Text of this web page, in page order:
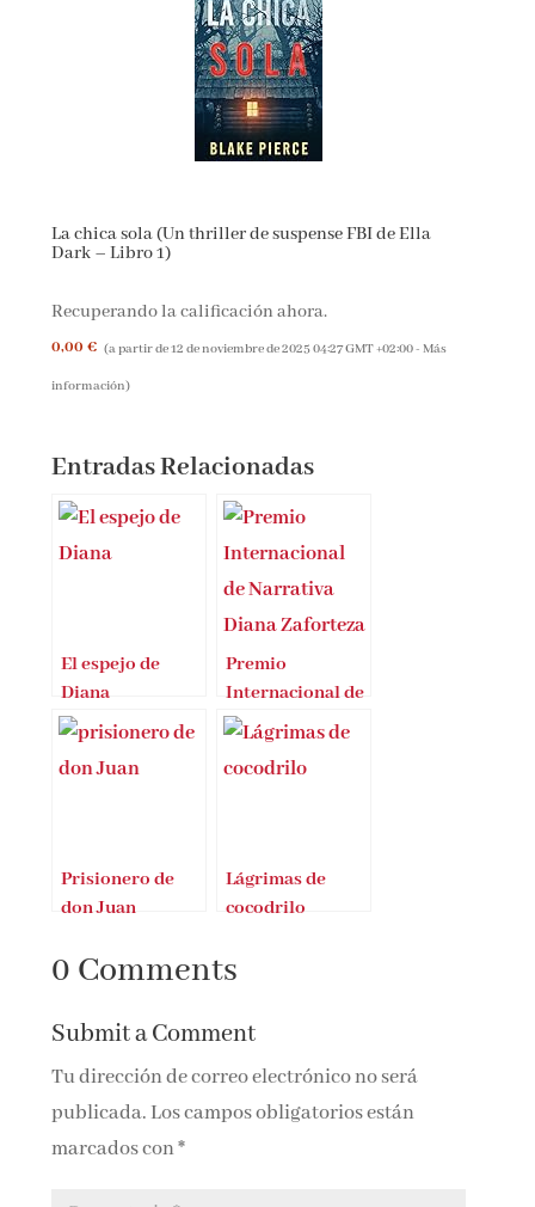
La chica sola (Un thriller de suspense FBI de Ella
Dark – Libro 1)
Recuperando la calificación ahora.
0,00 € (a partir de 12 de noviembre de 2025 04:27 GMT +02:00 -Más
información)
Entradas Relacionadas
El espejo de
Diana
Premio
Internacional de
Narrativa Diana
Zaforteza
Prisionero de
don Juan
Lágrimas de
cocodrilo
0 Comments
Submit a Comment
Tu dirección de correo electrónico no será
publicada. Los campos obligatorios están
marcados con*